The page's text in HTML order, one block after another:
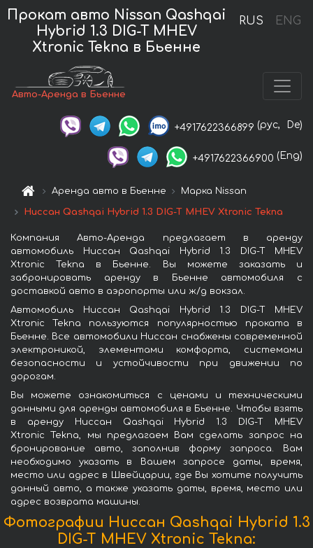
RUS ENG
Прокат авто Nissan Qashqai
Hybrid 1.3 DIG-T MHEV
Xtronic Tekna в Бьенне
Авто-Аренда в Бьенне
+4917622366899 (рус, De)
+4917622366900 (Eng)
Аренда авто в Бьенне Марка Nissan
Ниссан Qashqai Hybrid 1.3 DIG-T MHEV Xtronic Tekna
Компания Авто-Аренда предлагает в аренду
автомобиль Ниссан Qashqai Hybrid 1.3 DIG-T MHEV
Xtronic Tekna в Бьенне. Вы можете заказать и
забронировать аренду в Бьенне автомобиля с
доставкой авто в аэропорты или ж/д вокзал.
Автомобиль Ниссан Qashqai Hybrid 1.3 DIG-T MHEV
Xtronic Tekna пользуются популярностью проката в
Бьенне. Все автомобили Ниссан снабжены современной
электроникой, элементами комфорта, системами
безопасности и устойчивости при движении по
дорогам.
Вы можете ознакомиться с ценами и техническими
данными для аренды автомобиля в Бьенне. Чтобы взять
в аренду Ниссан Qashqai Hybrid 1.3 DIG-T MHEV
Xtronic Tekna, мы предлагаем Вам сделать запрос на
бронирование авто, заполнив форму запроса. Вам
необходимо указать в Вашем запросе даты, время,
место или адрес в Швейцарии, где Вы хотите получить
данный авто, а также указать даты, время, место или
адрес возврата машины.
Фотографии Ниссан Qashqai Hybrid 1.3
DIG-T MHEV Xtronic Tekna: